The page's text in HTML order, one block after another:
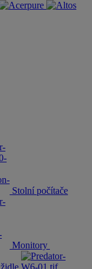
Stolní počítače
Monitory